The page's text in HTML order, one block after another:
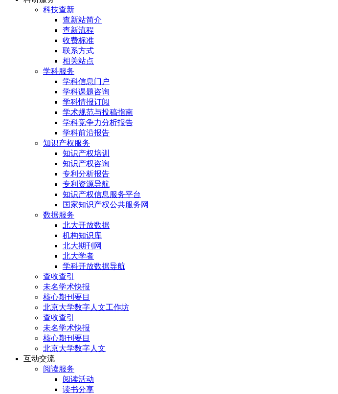
科技查新
查新站简介
查新流程
收费标准
联系方式
相关站点
学科服务
学科信息门户
学科课题咨询
学科情报订阅
学术规范与投稿指南
学科竞争力分析报告
学科前沿报告
知识产权服务
知识产权培训
知识产权咨询
专利分析报告
专利资源导航
知识产权信息服务平台
国家知识产权公共服务网
数据服务
北大开放数据
机构知识库
北大期刊网
北大学者
学科开放数据导航
查收查引
未名学术快报
核心期刊要目
北京大学数字人文工作坊
查收查引
未名学术快报
核心期刊要目
北京大学数字人文
互动交流
阅读服务
阅读活动
读书分享